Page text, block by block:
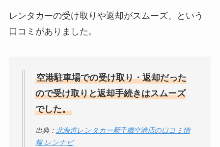
レンタカーの受け取りや返却がスムーズ、という
口コミがありました。
空港駐車場での受け取り・返却だった
ので受け取りと返却手続きはスムーズ
でした。
出典： 北海道レンタカー新千歳空港店の口コミ情
報 レンナビ